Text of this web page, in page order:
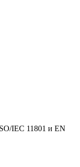
IEC 11801 и EN